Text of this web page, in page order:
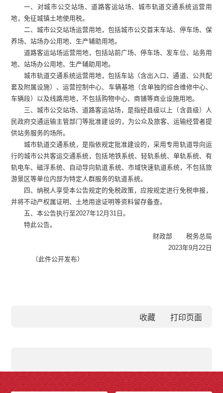
一、对城市公交站场、道路客运站场、城市轨道交通系统运营用
地，免征城镇土地使用税。
二、城市公交站场运营用地，包括城市公交首末车站、停车场、保
养场、站场办公用地、生产辅助用地。
道路客运站场运营用地，包括站前广场、停车场、发车位、站务用
地、站场办公用地、生产辅助用地。
城市轨道交通系统运营用地，包括车站（含出入口、通道、公共配
套及附属设施）、运营控制中心、车辆基地（含单独的综合维修中心、
车辆段）以及线路用地，不包括购物中心、商铺等商业设施用地。
三、城市公交站场、道路客运站场，是指经县级以上（含县级）人
民政府交通运输主管部门等批准建设的，为公众及旅客、运输经营者提
供站务服务的场所。
城市轨道交通系统，是指依规定批准建设的，采用专用轨道导向运
行的城市公共客运交通系统，包括地铁系统、轻轨系统、单轨系统、有
轨电车、磁浮系统、自动导向轨道系统、市域快速轨道系统，不包括旅
游景区等单位内部为特定人群服务的轨道系统。
四、纳税人享受本公告规定的免税政策，应按规定进行免税申报，
并将不动产权属证明、土地用途证明等资料留存备查。
五、本公告执行至2027年12月 31日。
特此公告。
财政部
税务总局
2023年9月 22日
（此件公开发布）
收藏